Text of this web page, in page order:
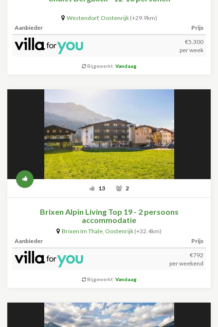
Westendorf, Oostenrijk (+29.9km)
Aanbieder
Prijs
€5.300
per week
Bijgewerkt: Vandaag
13 2
Brixen Alpin Living Top 19 - 2 persoons
accommodatie
Brixen Im Thale, Oostenrijk (+32.4km)
Aanbieder
Prijs
€792
per weekend
Bijgewerkt: Vandaag